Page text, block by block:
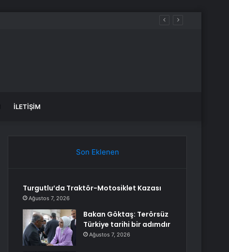
İLETIŞIM
Son Eklenen
Turgutlu’da Traktör-Motosiklet Kazası
Ağustos 7, 2026
Bakan Göktaş: Terörsüz
Türkiye tarihi bir adımdır
Ağustos 7, 2026